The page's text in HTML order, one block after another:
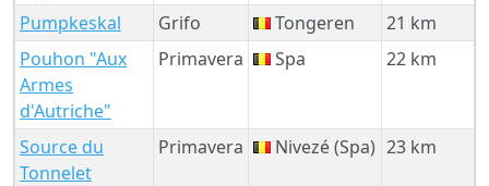
Pumpkeskal Grifo Tongeren
21 km
Pouhon "Aux
Armes
d'Autriche"
Primavera Spa 22 km
Source du
Tonnelet
Primavera Nivezé (Spa) 23 km